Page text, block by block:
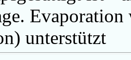
unterstützt